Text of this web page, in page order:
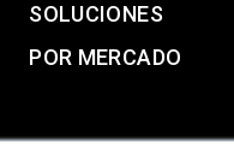
SOLUCIONES
POR MERCADO